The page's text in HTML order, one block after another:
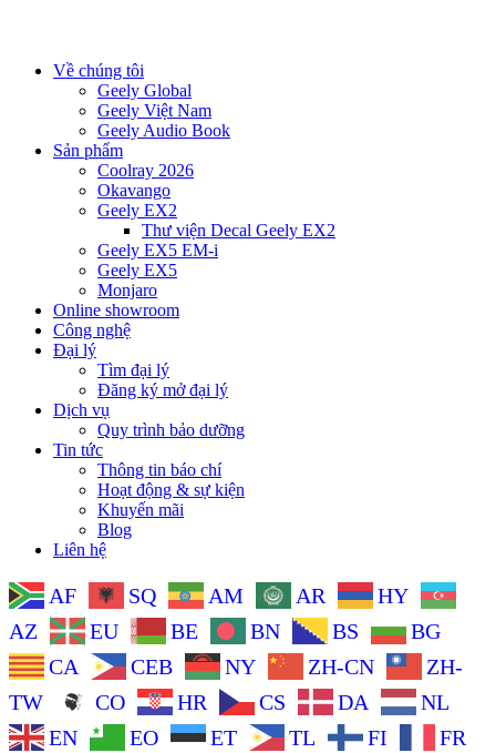
Về chúng tôi
Geely Global
Geely Việt Nam
Geely Audio Book
Sản phẩm
Coolray 2026
Okavango
Geely EX2
Thư viện Decal Geely EX2
Geely EX5 EM-i
Geely EX5
Monjaro
Online showroom
Công nghệ
Đại lý
Tìm đại lý
Đăng ký mở đại lý
Dịch vụ
Quy trình bảo dưỡng
Tin tức
Thông tin báo chí
Hoạt động & sự kiện
Khuyến mãi
Blog
Liên hệ
AF SQ AM AR
HY
AZ
EU BE BN BS
BG
CA
CEB NY ZH-CN
ZH-
TW
CO HR CS DA
NL
EN
EO ET TL FI FR